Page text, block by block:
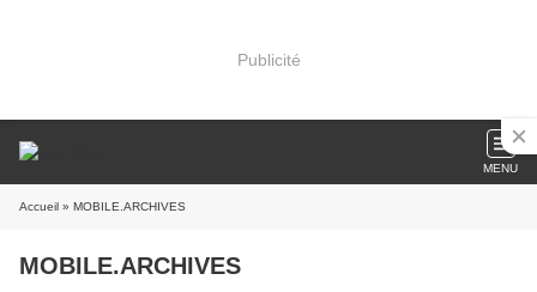
Publicité
MENU
Accueil » MOBILE.ARCHIVES
MOBILE.ARCHIVES